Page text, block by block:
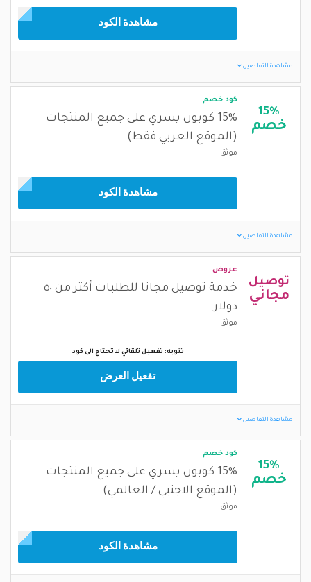
مشاهدة الكود
مشاهدة التفاصيل
15%
خصم
كود خصم
15% كوبون يسري على جميع المنتجات
(الموقع العربي فقط)
موثق
مشاهدة الكود
مشاهدة التفاصيل
توصيل
مجاني
عروض
خدمة توصيل مجانا للطلبات أكثر من ٥٠
دولار
موثق
تنويه: تفعيل تلقائي لا تحتاج الى كود
تفعيل العرض
مشاهدة التفاصيل
15%
خصم
كود خصم
15% كوبون يسري على جميع المنتجات
(الموقع الاجنبي / العالمي)
موثق
مشاهدة الكود